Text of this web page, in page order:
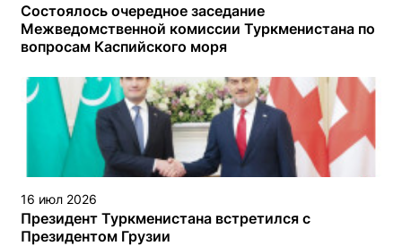
Состоялось очередное заседание
Межведомственной комиссии Туркменистана по
вопросам Каспийского моря
16 июл 2026
Президент Туркменистана встретился с
Президентом Грузии